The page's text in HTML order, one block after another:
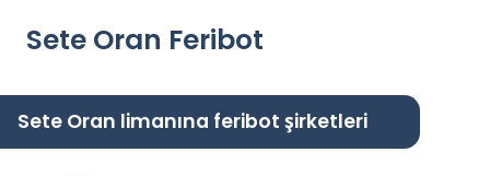
Sete Oran Feribot
Sete Oran limanına feribot şirketleri